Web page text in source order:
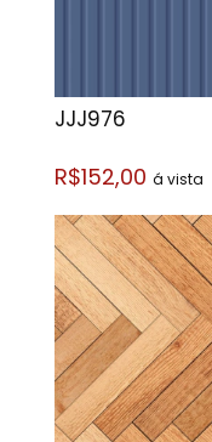
JJJ976
R$152,00 á vista